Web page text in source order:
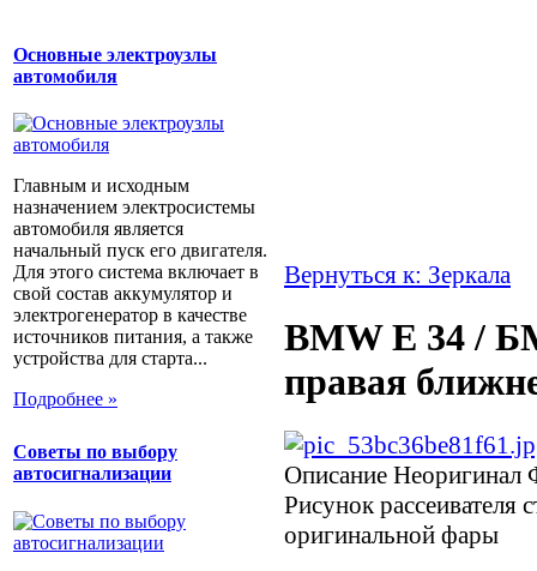
Основные электроузлы
автомобиля
Главным и исходным
назначением электросистемы
автомобиля является
начальный пуск его двигателя.
Для этого система включает в
свой состав аккумулятор и
электрогенератор в качестве
источников питания, а также
устройства для старта...
Подробнее »
Советы по выбору
автосигнализации
Вернуться к: Зеркала
BMW E 34 /
правая
Описание Неоригинал
Рисунок рассеивателя
оригинальной фары